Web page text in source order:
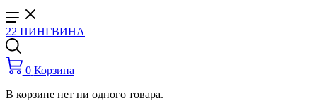
22 ПИНГВИНА
0 Корзина
В корзине нет ни одного товара.